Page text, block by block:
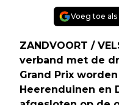
Voeg toe
ZANDVOORT /
verband met de
Grand Prix
Heerenduinen en